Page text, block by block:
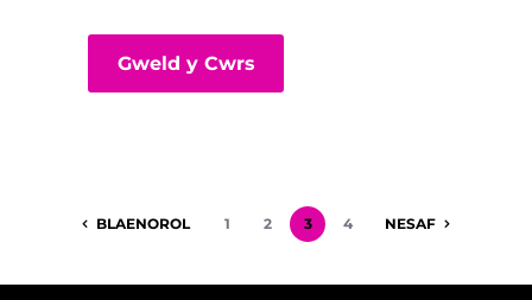
Gweld y Cwrs
BLAENOROL 1 2 3 4 NESAF